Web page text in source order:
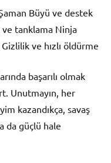
Büyü ve destek
ve tanklama Ninja
Gizlilik ve hızlı öldürme
başarılı olmak
Unutmayın, her
kazandıkça, savaş
da güçlü hale